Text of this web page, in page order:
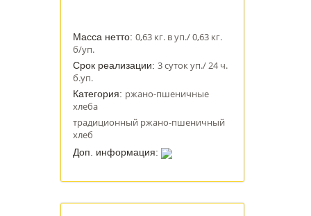
Масса нетто: 0,63 кг. в уп./ 0,63 кг.
б/уп.
Срок реализации: 3 суток уп./ 24 ч.
б.уп.
Категория: ржано-пшеничные
хлеба
традиционный ржано-пшеничный
хлеб
Доп. информация: